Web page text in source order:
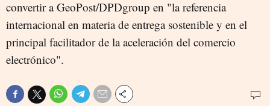
convertir a GeoPost/DPDgroup en "la referencia
internacional en materia de entrega sostenible y en el
principal facilitador de la aceleración del comercio
electrónico".